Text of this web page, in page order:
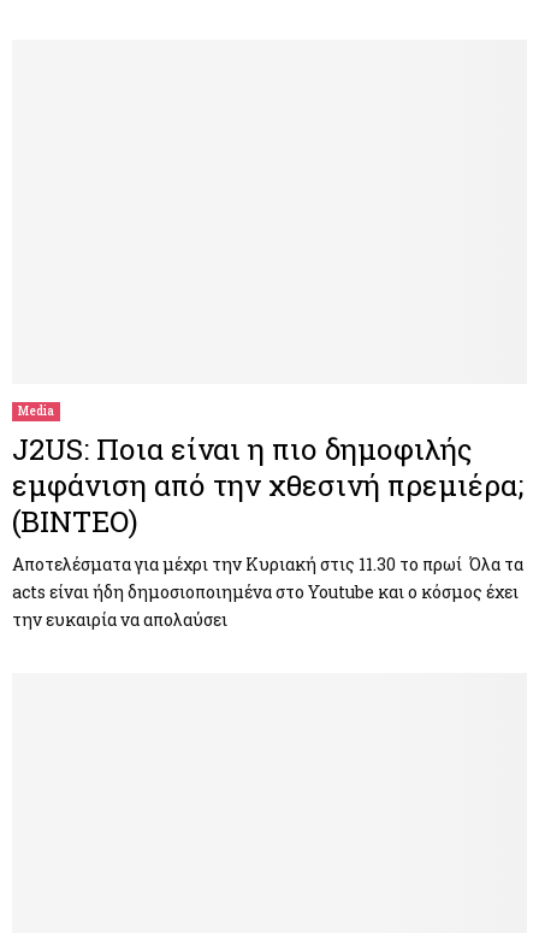
Media
J2US: Ποια είναι η πιο δημοφιλής
εμφάνιση από την χθεσινή πρεμιέρα;
(ΒΙΝΤΕΟ)
Αποτελέσματα για μέχρι την Κυριακή στις 11.30 το πρωί Όλα τα
acts είναι ήδη δημοσιοποιημένα στο Youtube και ο κόσμος έχει
την ευκαιρία να απολαύσει